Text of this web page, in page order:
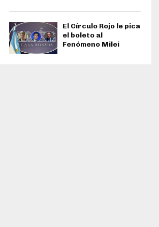
El Círculo Rojo le pica
el boleto al
Fenómeno Milei